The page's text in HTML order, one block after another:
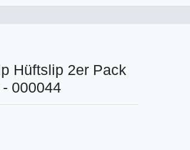
Hüftslip 2er Pack
000044